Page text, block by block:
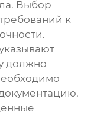
Выбор
к
должно